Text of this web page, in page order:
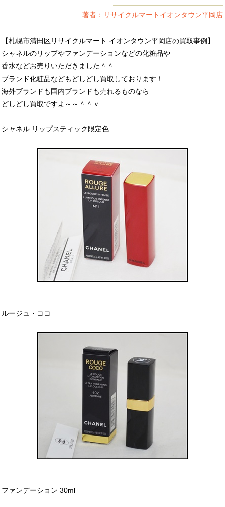
著者：リサイクルマートイオンタウン平岡店
【札幌市清田区リサイクルマート イオンタウン平岡店の買取事例】
シャネルのリップやファンデーションなどの化粧品や
香水などお売りいただきました＾＾
ブランド化粧品などもどしどし買取しております！
海外ブランドも国内ブランドも売れるものなら
どしどし買取ですよ～～＾＾ｖ
シャネル リップスティック限定色
ルージュ・ココ
ファンデーション 30ml